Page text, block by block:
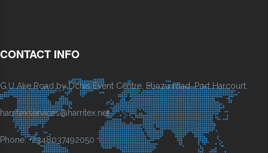
CONTACT INFO
G.U Ake Road by Dchis Event Centre, Eliozu road, Port Harcourt.
harritexservices@harritex.net
Phone: +2348037492050